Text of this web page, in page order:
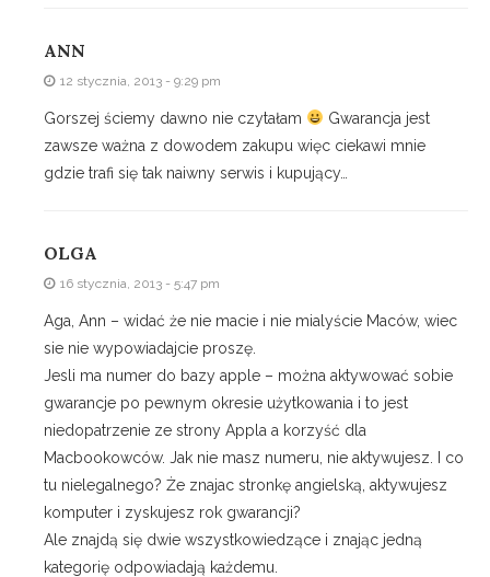
ANN
12 stycznia, 2013 - 9:29 pm
Gorszej ściemy dawno nie czytałam
Gwarancja jest
zawsze ważna z dowodem zakupu więc ciekawi mnie
gdzie trafi się tak naiwny serwis i kupujący…
OLGA
16 stycznia, 2013 - 5:47 pm
Aga, Ann – widać że nie macie i nie mialyście Maców, wiec
sie nie wypowiadajcie proszę.
Jesli ma numer do bazy apple – można aktywować sobie
gwarancje po pewnym okresie użytkowania i to jest
niedopatrzenie ze strony Appla a korzyść dla
Macbookowców. Jak nie masz numeru, nie aktywujesz. I co
tu nielegalnego? Że znajac stronkę angielską, aktywujesz
komputer i zyskujesz rok gwarancji?
Ale znajdą się dwie wszystkowiedzące i znając jedną
kategorię odpowiadają każdemu.